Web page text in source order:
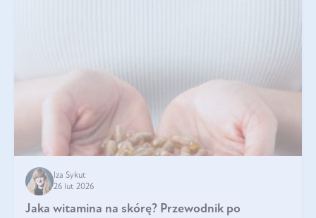
Iza Sykut
26 lut 2026
Jaka witamina na skórę? Przewodnik po